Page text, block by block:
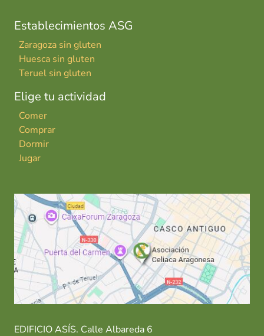
Establecimientos ASG
Zaragoza sin gluten
Huesca sin gluten
Teruel sin gluten
Elige tu actividad
Comer
Comprar
Dormir
Jugar
EDIFICIO ASÍS. Calle Albareda 6